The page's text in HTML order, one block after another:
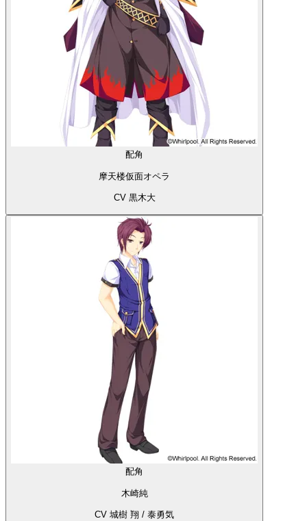
配角
摩天楼仮面オペラ
CV 黒木大
配角
木崎純
CV 城樹 翔 / 泰勇気